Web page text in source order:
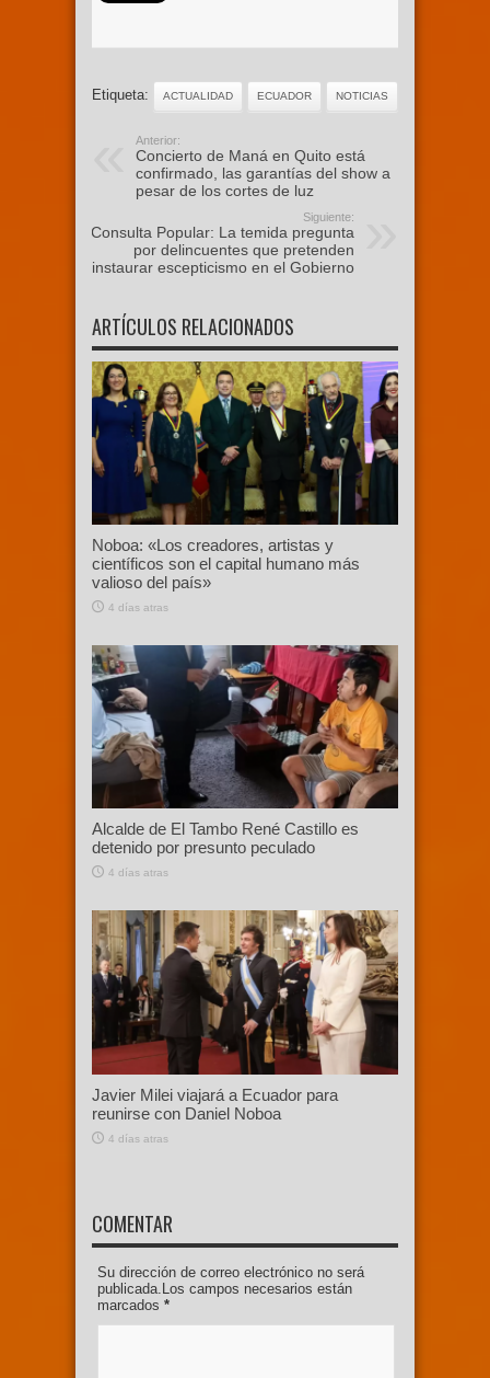
Etiqueta: ACTUALIDAD ECUADOR NOTICIAS
Anterior:
Concierto de Maná en Quito está
confirmado, las garantías del show a
pesar de los cortes de luz
Siguiente:
Consulta Popular: La temida pregunta
por delincuentes que pretenden
instaurar escepticismo en el Gobierno
ARTÍCULOS RELACIONADOS
Noboa: «Los creadores, artistas y
científicos son el capital humano más
valioso del país»
4 días atras
Alcalde de El Tambo René Castillo es
detenido por presunto peculado
4 días atras
Javier Milei viajará a Ecuador para
reunirse con Daniel Noboa
4 días atras
COMENTAR
Su dirección de correo electrónico no será
publicada.Los campos necesarios están
marcados *